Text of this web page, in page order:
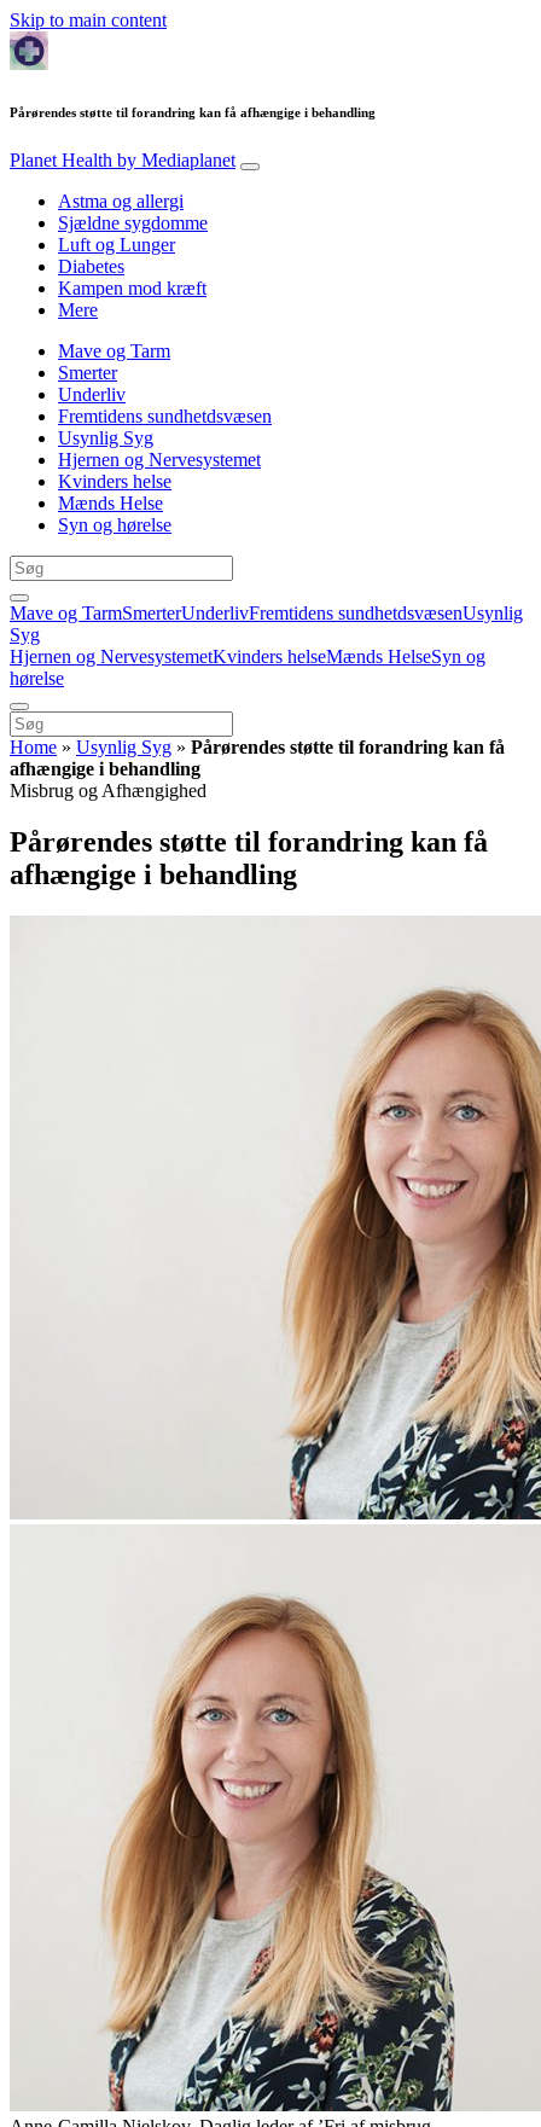
Skip to main content
Pårørendes støtte til forandring kan få afhængige i behandling
Planet Health by Mediaplanet
Astma og allergi
Sjældne sygdomme
Luft og Lunger
Diabetes
Kampen mod kræft
Mere
Mave og Tarm
Smerter
Underliv
Fremtidens sundhetdsvæsen
Usynlig Syg
Hjernen og Nervesystemet
Kvinders helse
Mænds Helse
Syn og hørelse
Mave og TarmSmerterUnderlivFremtidens sundhetdsvæsenUsynlig
Syg
Hjernen og NervesystemetKvinders helseMænds HelseSyn og
hørelse
Home » Usynlig Syg » Pårørendes støtte til forandring kan få
afhængige i behandling
Misbrug og Afhængighed
Pårørendes støtte til forandring kan få
afhængige i behandling